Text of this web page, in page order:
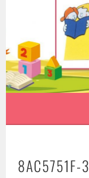
8AC5751F-